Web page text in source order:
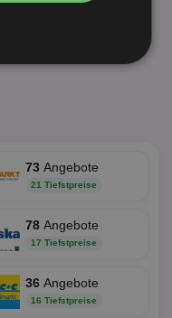
73 Angebote
21 Tiefstpreise
78 Angebote
17 Tiefstpreise
36 Angebote
16 Tiefstpreise